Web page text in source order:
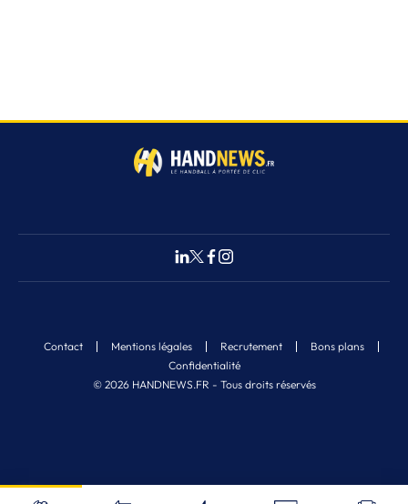
Fermer
© 2026 HANDNEWS.FR - Tous droits réservés
Contact Mentions légales Recrutement
Bons plans
Confidentialité
Nos derniers articles
1